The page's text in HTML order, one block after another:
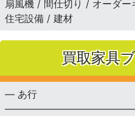
扇風機 / 間仕切り / オーダ
住宅設備 / 建材
買取家具
— あ行